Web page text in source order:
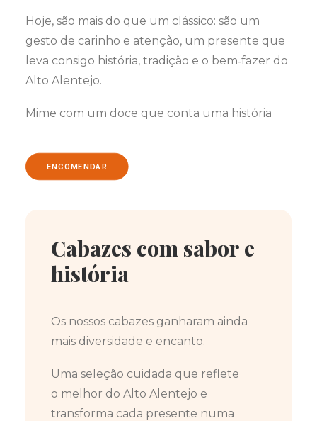
Hoje, são mais do que um clássico: são um
gesto de carinho e atenção, um presente que
leva consigo história, tradição e o bem‑fazer do
Alto Alentejo.
Mime com um doce que conta uma história
ENCOMENDAR
Cabazes com sabor e
história
Os nossos cabazes ganharam ainda
mais diversidade e encanto.
Uma seleção cuidada que reflete
o melhor do Alto Alentejo e
transforma cada presente numa